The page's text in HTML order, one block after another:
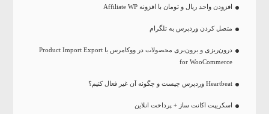
افزودن واحد ریال و تومان با افزونه Affiliate WP
متصل کردن وردپرس به تلگرام
درون‌ریزی و برون‌بری محصولات در ووکامرس با Product Import Export
for WooCommerce
Heartbeat وردپرس چیست و چگونه آن غیر فعال کنیم؟
اسکریپت اکانت ساز + پرداخت انلاین